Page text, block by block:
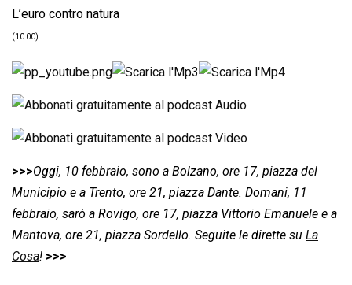
c
e
o
o
a
A
n
d
d
i
L’euro contro natura
(10:00)
>>>Oggi, 10 febbraio, sono a Bolzano, ore 17, piazza del
Municipio e a Trento, ore 21, piazza Dante. Domani, 11
febbraio, sarò a Rovigo, ore 17, piazza Vittorio Emanuele e a
Mantova, ore 21, piazza Sordello. Seguite le dirette su La
Cosa! >>>